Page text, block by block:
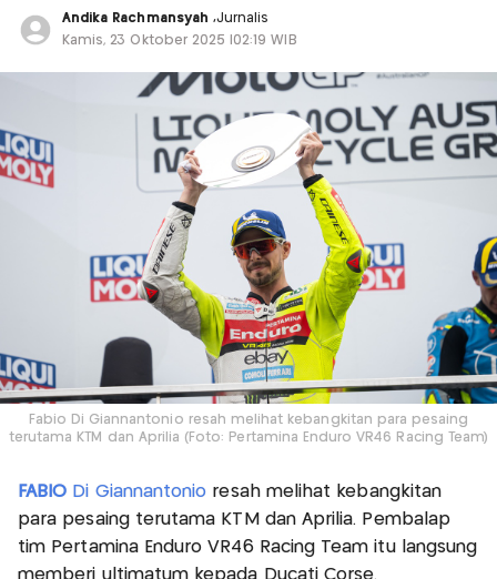
Andika Rachmansyah ,Jurnalis
Kamis, 23 Oktober 2025 |02:19 WIB
Fabio Di Giannantonio resah melihat kebangkitan para pesaing
terutama KTM dan Aprilia (Foto: Pertamina Enduro VR46 Racing Team)
FABIO Di Giannantonio resah melihat kebangkitan
para pesaing terutama KTM dan Aprilia. Pembalap
tim Pertamina Enduro VR46 Racing Team itu langsung
memberi ultimatum kepada Ducati Corse.